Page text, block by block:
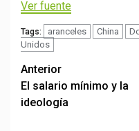
Ver fuente
Tags: aranceles China
Unidos
Post
navigation
Anterior
El salario mínimo y la
ideología